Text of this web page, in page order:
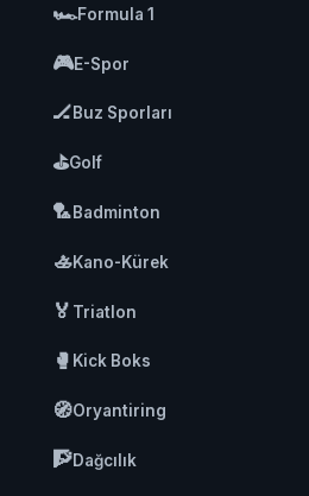
🏎️Formula 1
🎮E-Spor
🏒Buz Sporları
⛳Golf
🏸Badminton
🚣Kano-Kürek
🏅 Triatlon
🥊 Kick Boks
🧭Oryantiring
🧗Dağcılık